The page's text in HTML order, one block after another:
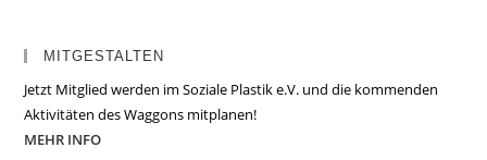
MITGESTALTEN
Jetzt Mitglied werden im Soziale Plastik e.V. und die kommenden
Aktivitäten des Waggons mitplanen!
MEHR INFO